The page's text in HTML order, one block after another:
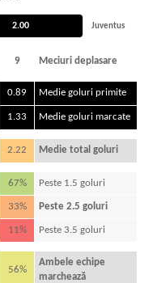
2.00 Juventus
9 Meciuri deplasare
0.89 Medie goluri primite
1.33 Medie goluri marcate
2.22 Medie total goluri
67% Peste 1.5 goluri
33% Peste 2.5 goluri
11% Peste 3.5 goluri
56%
Ambele echipe
marchează